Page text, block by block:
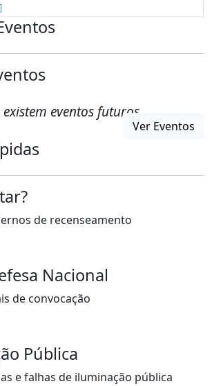
eventos futuros
Ver Eventos
de recenseamento
Nacional
de convocação
Pública
e falhas de iluminação pública